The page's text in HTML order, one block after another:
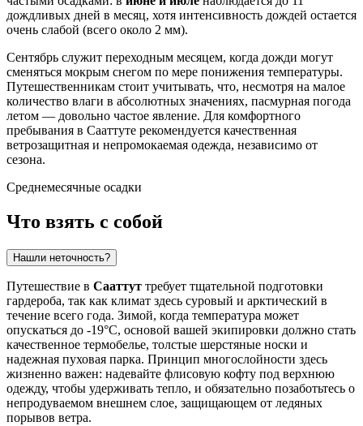
дождливых дней в месяц, хотя интенсивность дождей остается
очень слабой (всего около 2 мм).
Сентябрь служит переходным месяцем, когда дожди могут
сменяться мокрым снегом по мере понижения температуры.
Путешественникам стоит учитывать, что, несмотря на малое
количество влаги в абсолютных значениях, пасмурная погода
летом — довольно частое явление. Для комфортного
пребывания в Сааттуте рекомендуется качественная
ветрозащитная и непромокаемая одежда, независимо от
сезона.
Среднемесячные осадки
Что взять с собой
Нашли неточность?
Путешествие в Сааттут требует тщательной подготовки
гардероба, так как климат здесь суровый и арктический в
течение всего года. Зимой, когда температура может
опускаться до -19°C, основой вашей экипировки должно стать
качественное термобелье, толстые шерстяные носки и
надежная пуховая парка. Принцип многослойности здесь
жизненно важен: надевайте флисовую кофту под верхнюю
одежду, чтобы удерживать тепло, и обязательно позаботьтесь о
непродуваемом внешнем слое, защищающем от ледяных
порывов ветра.